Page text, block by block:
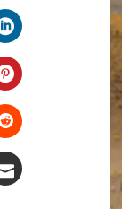
Twitter
LinkedIn
Pinterest
Stumbleupon